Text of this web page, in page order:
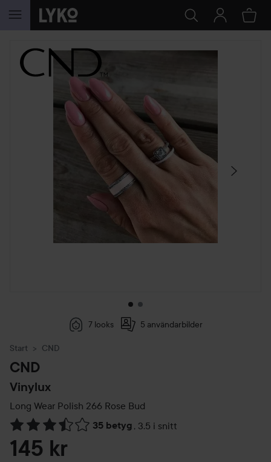
HOPPA TILL INNEHÅLLET
HOPPA ÖVER SEKTIONEN
7 looks 5 användarbilder
Start CND
CND
Vinylux
Long Wear Polish 266 Rose Bud
35 betyg , 3.5 i snitt
Hoppa till Betyg & kommentarer
145 kr